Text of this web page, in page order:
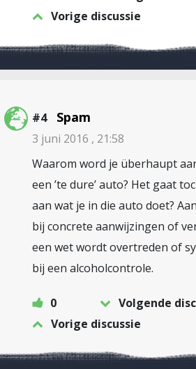
Vorige discussie
#4 Spam
3 juni 2016 , 21:58
Waarom word je überhaupt
een ’te dure’ auto? Het gaat
aan wat je in die auto doet?
bij concrete aanwijzingen of
een wet wordt overtreden of
bij een alcoholcontrole.
0
Volgende
Vorige discussie